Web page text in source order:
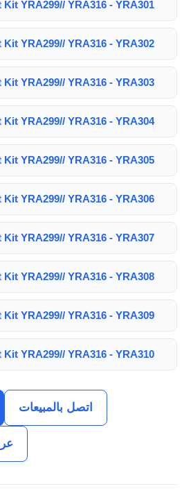
YRA299// YRA316 - YRA301
YRA299// YRA316 - YRA302
YRA299// YRA316 - YRA303
YRA299// YRA316 - YRA304
YRA299// YRA316 - YRA305
YRA299// YRA316 - YRA306
YRA299// YRA316 - YRA307
YRA299// YRA316 - YRA308
YRA299// YRA316 - YRA309
YRA299// YRA316 - YRA310
اتصل بالمبيعات